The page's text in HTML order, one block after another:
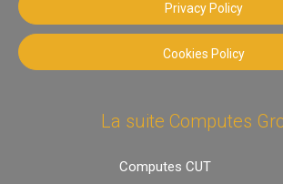
Privacy Policy
Cookies Policy
La suite Computes
Computes CUT